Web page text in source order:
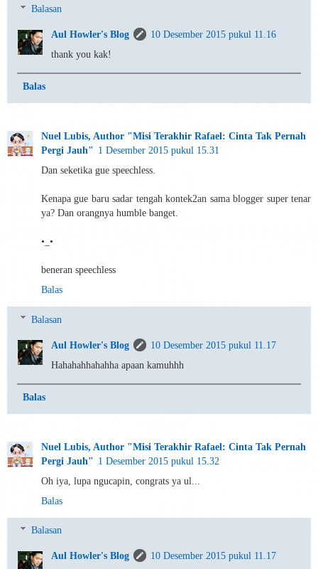
Balasan
Aul Howler's Blog
10 Desember 2015 pukul 11.16
thank you kak!
Balas
Nuel Lubis, Author "Misi Terakhir Rafael: Cinta Tak Pernah
Pergi Jauh" 1 Desember 2015 pukul 15.31
Dan seketika gue speechless.
Kenapa gue baru sadar tengah kontek2an sama blogger super tenar
ya? Dan orangnya humble banget.
•_•
beneran speechless
Balas
Balasan
Aul Howler's Blog
10 Desember 2015 pukul 11.17
Hahahahhahahha apaan kamuhhh
Balas
Nuel Lubis, Author "Misi Terakhir Rafael: Cinta Tak Pernah
Pergi Jauh" 1 Desember 2015 pukul 15.32
Oh iya, lupa ngucapin, congrats ya ul...
Balas
Balasan
Aul Howler's Blog
10 Desember 2015 pukul 11.17